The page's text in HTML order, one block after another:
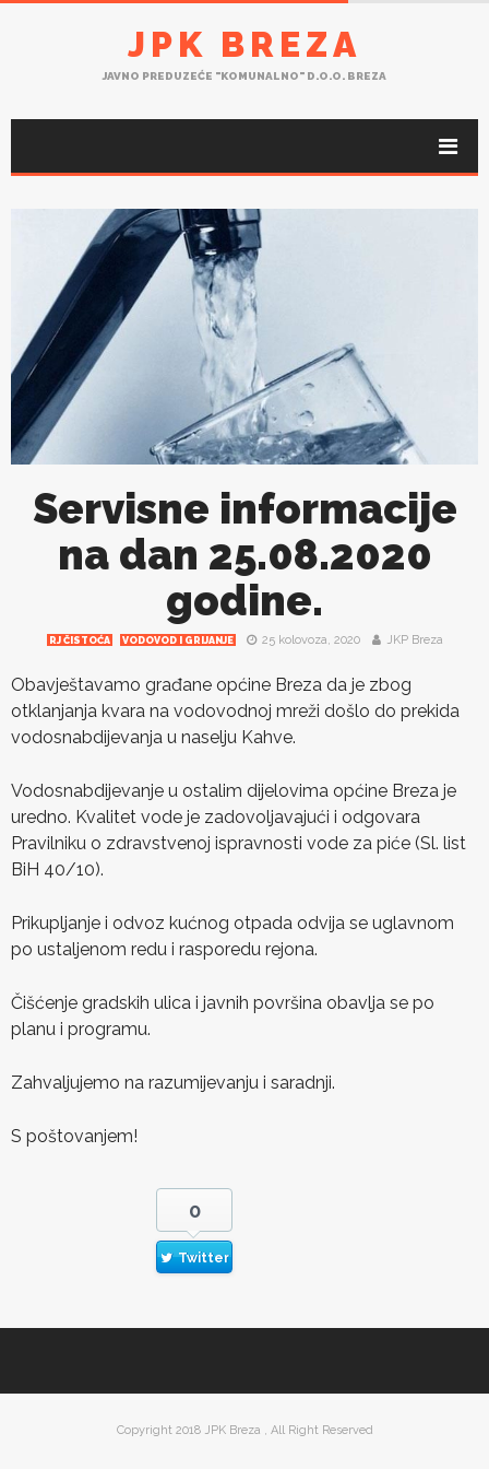
JPK BREZA
JAVNO PREDUZEĆE "KOMUNALNO" D.O.O. BREZA
Servisne informacije
na dan 25.08.2020
godine.
RJ ČISTOĆA VODOVOD I GRIJANJE 25 kolovoza, 2020 JKP Breza
Obavještavamo građane općine Breza da je zbog
otklanjanja kvara na vodovodnoj mreži došlo do prekida
vodosnabdijevanja u naselju Kahve.
Vodosnabdijevanje u ostalim dijelovima općine Breza je
uredno. Kvalitet vode je zadovoljavajući i odgovara
Pravilniku o zdravstvenoj ispravnosti vode za piće (Sl. list
BiH 40/10).
Prikupljanje i odvoz kućnog otpada odvija se uglavnom
po ustaljenom redu i rasporedu rejona.
Čišćenje gradskih ulica i javnih površina obavlja se po
planu i programu.
Zahvaljujemo na razumijevanju i saradnji.
S poštovanjem!
0
Twitter
Copyright 2018 JPK Breza , All Right Reserved